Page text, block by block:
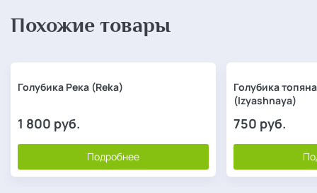
Похожие товары
Голубика Река (Reka)
1 800 руб.
Подробнее
Голубика
(Izyashnaya)
750 руб.